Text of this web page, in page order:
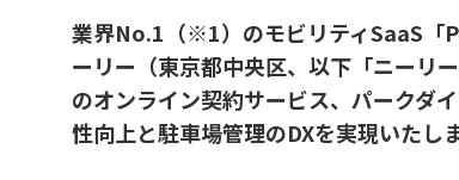
業界No.1（※1）のモビリティSaaS
ーリー（東京都中央区、以下「ニーリ
のオンライン契約サービス、パークダ
性向上と駐車場管理のDXを実現いたしま